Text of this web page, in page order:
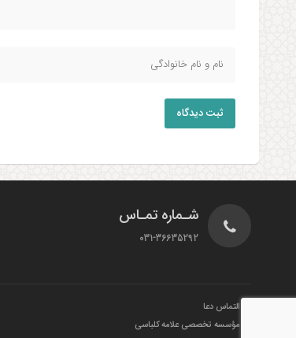
ثبت دیدگاه
شـماره تمـاس
031-36635292
التماس دعا
مؤسسه تخصصی علامه کلباسی